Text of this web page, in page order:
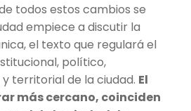
todos estos cambios se
empiece a discutir la
el texto que regulará el
político,
territorial de la ciudad. El
más cercano, coinciden